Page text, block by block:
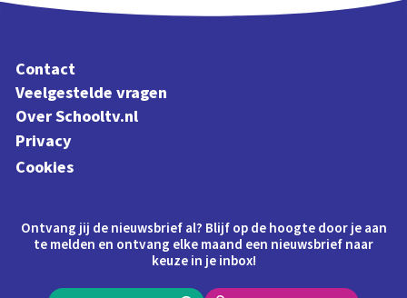
Contact
Veelgestelde vragen
Over Schooltv.nl
Privacy
Cookies
Ontvang jij de nieuwsbrief al? Blijf op de hoogte door je aan
te melden en ontvang elke maand een nieuwsbrief naar
keuze in je inbox!